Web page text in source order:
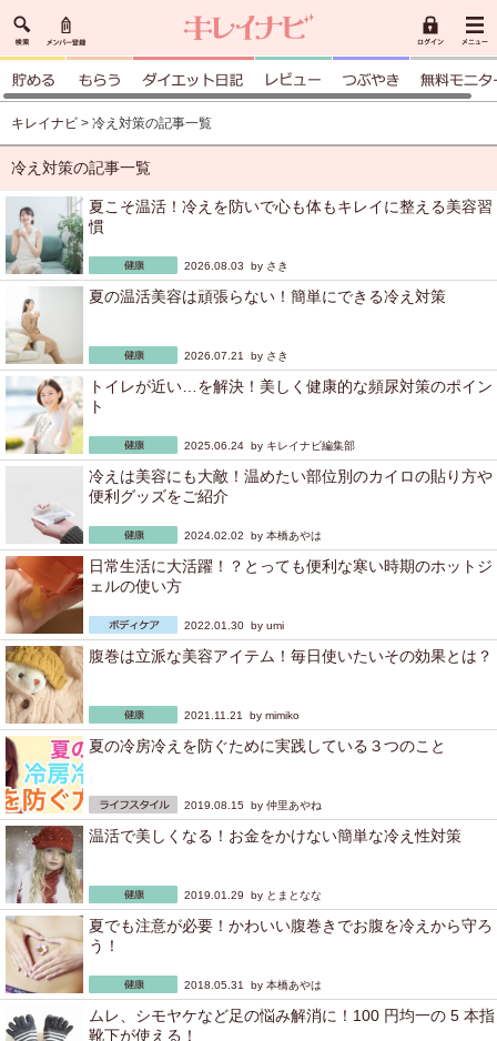
キレイナビ > 冷え対策の記事一覧
冷え対策の記事一覧
夏こそ温活！冷えを防いで心も体もキレイに整える美容習
慣
2026.08.03 by さき
夏の温活美容は頑張らない！簡単にできる冷え対策
2026.07.21 by さき
トイレが近い…を解決！美しく健康的な頻尿対策のポイン
ト
2025.06.24 by キレイナビ編集部
冷えは美容にも大敵！温めたい部位別のカイロの貼り方や
便利グッズをご紹介
2024.02.02 by 本橋あやは
日常生活に大活躍！？とっても便利な寒い時期のホットジ
ェルの使い方
2022.01.30 by umi
腹巻は立派な美容アイテム！毎日使いたいその効果とは？
2021.11.21 by mimiko
夏の冷房冷えを防ぐために実践している３つのこと
2019.08.15 by 仲里あやね
温活で美しくなる！お金をかけない簡単な冷え性対策
2019.01.29 by とまとなな
夏でも注意が必要！かわいい腹巻きでお腹を冷えから守ろ
う！
2018.05.31 by 本橋あやは
ムレ、シモヤケなど足の悩み解消に！100 円均一の 5 本指
靴下が使える！